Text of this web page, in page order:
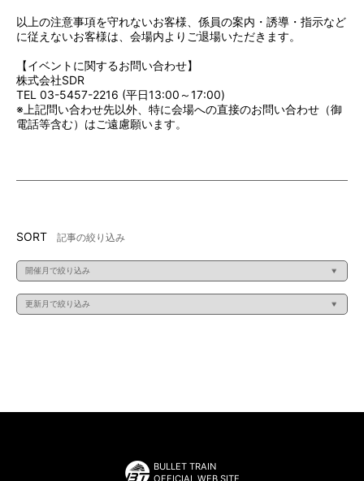
以上の注意事項を守れないお客様、係員の案内・誘導・指示など
に従えないお客様は、会場内よりご退場いただきます。
【イベントに関するお問い合わせ】
株式会社SDR
TEL 03-5457-2216 (平日13:00～17:00)
※上記問い合わせ先以外、特に会場への直接のお問い合わせ（御
電話等含む）はご遠慮願います。
SORT 記事の絞り込み
BULLET TRAIN
OFFICIAL WEB SITE